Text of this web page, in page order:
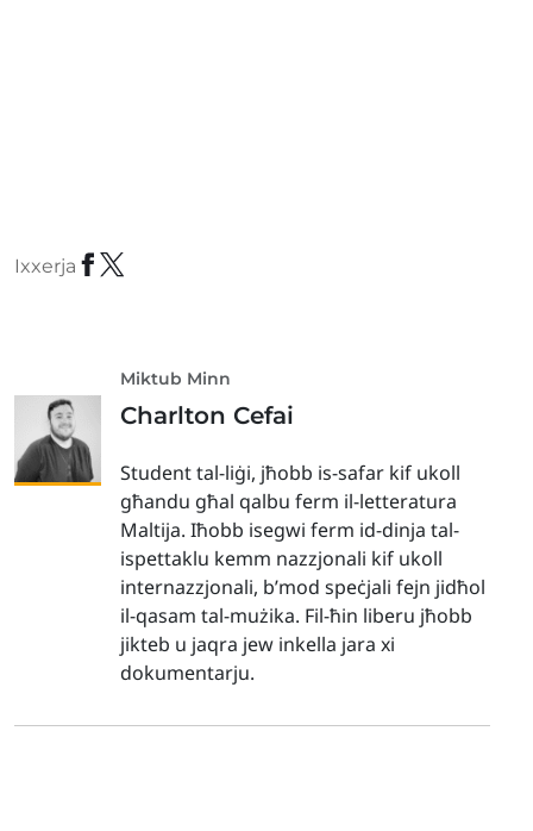
Ixxerja
Miktub Minn
Charlton Cefai
Student tal-liġi, jħobb is-safar kif ukoll
għandu għal qalbu ferm il-letteratura
Maltija. Iħobb isegwi ferm id-dinja tal-
ispettaklu kemm nazzjonali kif ukoll
internazzjonali, b’mod speċjali fejn jidħol
il-qasam tal-mużika. Fil-ħin liberu jħobb
jikteb u jaqra jew inkella jara xi
dokumentarju.